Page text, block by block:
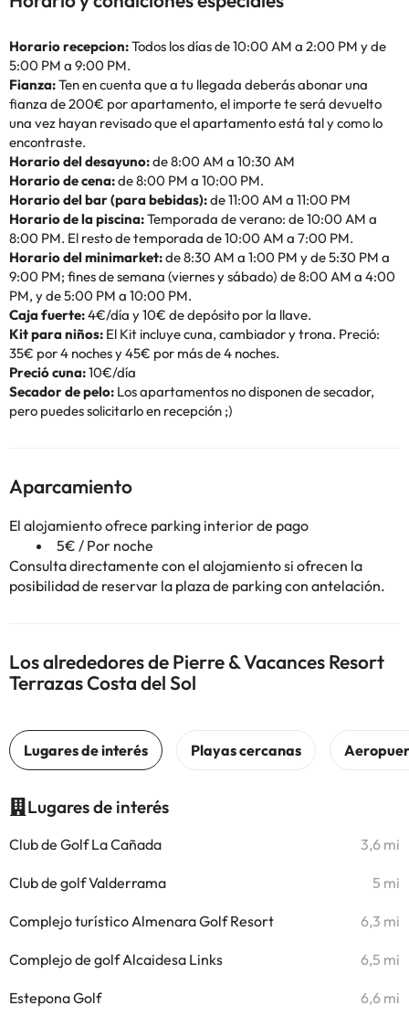
Horario recepcion:Todos los días de 10:00 AM a 2:00 PM y de
5:00 PM a 9:00 PM.
Fianza:Ten en cuenta que a tu llegada deberás abonar una
fianza de 200€ por apartamento, el importe te será devuelto
una vez hayan revisado que el apartamento está tal y como lo
encontraste.
Horario del desayuno:de 8:00 AM a 10:30 AM
Horario de cena:de 8:00 PM a 10:00 PM.
Horario del bar (para bebidas):de 11:00 AM a 11:00 PM
Horario de la piscina:Temporada de verano: de 10:00 AM a
8:00 PM. El resto de temporada de 10:00 AM a 7:00 PM.
Horario del minimarket:de 8:30 AM a 1:00 PM y de 5:30 PM a
9:00 PM; fines de semana (viernes y sábado) de 8:00 AM a 4:00
PM, y de 5:00 PM a 10:00 PM.
Caja fuerte:4€/día y 10€ de depósito por la llave.
Kit para niños: El Kit incluye cuna, cambiador y trona. Preció:
35€ por 4 noches y 45€ por más de 4 noches.
Preció cuna:10€/día
Secador de pelo: Los apartamentos no disponen de secador,
pero puedes solicitarlo en recepción ;)
Aparcamiento
El alojamiento ofrece parking interior de pago
5€ / Por noche
Consulta directamente con el alojamiento si ofrecen la
posibilidad de reservar la plaza de parking con antelación.
Los alrededores de Pierre & Vacances Resort
Terrazas Costa del Sol
Lugares de interés
Club de Golf La Cañada 3,6 mi
Club de golf Valderrama 5 mi
Complejo turístico Almenara Golf Resort 6,3 mi
Complejo de golf Alcaidesa Links 6,5 mi
Estepona Golf 6,6 mi